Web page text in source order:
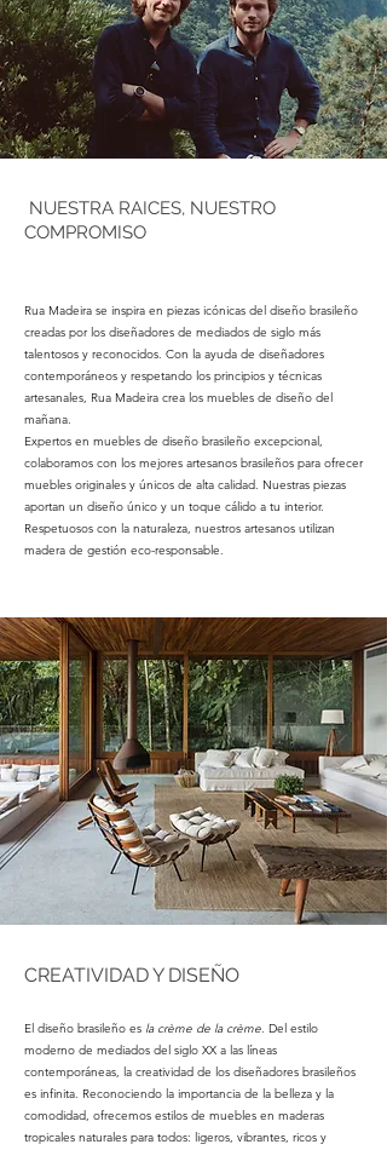
NUESTRA RAICES, NUESTRO
COMPROMISO
Rua Madeira se inspira en piezas icónicas del diseño brasileño
creadas por los diseñadores de mediados de siglo más
talentosos y reconocidos. Con la ayuda de diseñadores
contemporáneos y respetando los principios y técnicas
artesanales, Rua Madeira crea los muebles de diseño del
mañana.
Expertos en muebles de diseño brasileño excepcional,
colaboramos con los mejores artesanos brasileños para ofrecer
muebles originales y únicos de alta calidad. Nuestras piezas
aportan un diseño único y un toque cálido a tu interior.
Respetuosos con la naturaleza, nuestros artesanos utilizan
madera de gestión eco-responsable.
CREATIVIDAD Y DISEÑO
El diseño brasileño es la crème de la crème. Del estilo
moderno de mediados del siglo XX a las líneas
contemporáneas, la creatividad de los diseñadores brasileños
es infinita. Reconociendo la importancia de la belleza y la
comodidad, ofrecemos estilos de muebles en maderas
tropicales naturales para todos: ligeros, vibrantes, ricos y